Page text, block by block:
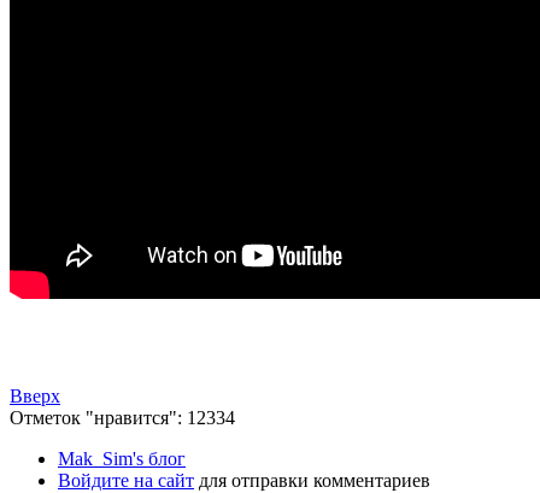
Вверх
Отметок "нравится": 12334
Mak_Sim's блог
Войдите на сайт для отправки комментариев